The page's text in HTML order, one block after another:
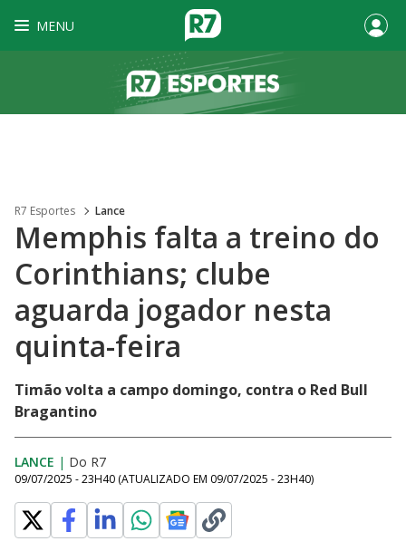
MENU
R7 Esportes Lance
Memphis falta a treino do
Corinthians; clube
aguarda jogador nesta
quinta-feira
Timão volta a campo domingo, contra o Red Bull
Bragantino
LANCE | Do R7
09/07/2025 - 23H40 (ATUALIZADO EM 09/07/2025 - 23H40)